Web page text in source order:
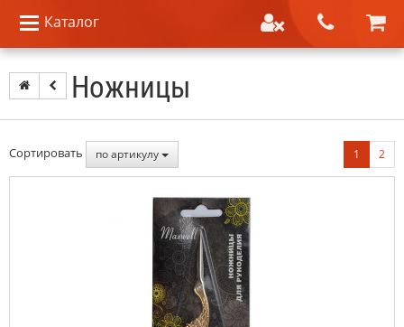
Каталог
Ножницы
Сортировать по артикулу 1 2